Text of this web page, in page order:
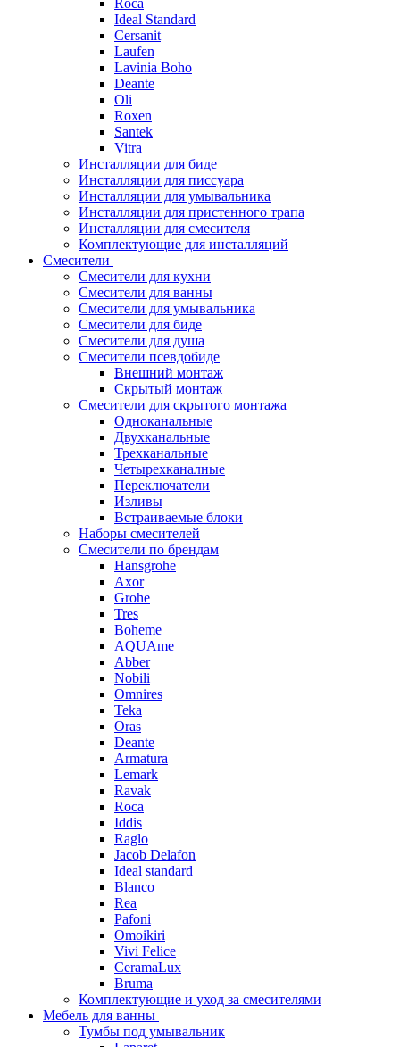
Roca
Ideal Standard
Cersanit
Laufen
Lavinia Boho
Deante
Oli
Roxen
Santek
Vitra
Инсталляции для биде
Инсталляции для писсуара
Инсталляции для умывальника
Инсталляции для пристенного трапа
Инсталляции для смесителя
Комплектующие для инсталляций
Смесители
Смесители для кухни
Смесители для ванны
Смесители для умывальника
Смесители для биде
Смесители для душа
Смесители псевдобиде
Внешний монтаж
Скрытый монтаж
Смесители для скрытого монтажа
Одноканальные
Двухканальные
Трехканальные
Четырехканалные
Переключатели
Изливы
Встраиваемые блоки
Наборы смесителей
Смесители по брендам
Hansgrohe
Axor
Grohe
Tres
Boheme
AQUAme
Abber
Nobili
Omnires
Teka
Oras
Deante
Armatura
Lemark
Ravak
Roca
Iddis
Raglo
Jacob Delafon
Ideal standard
Blanco
Rea
Pafoni
Omoikiri
Vivi Felice
CeramaLux
Bruma
Комплектующие и уход за смесителями
Мебель для ванны
Тумбы под умывальник